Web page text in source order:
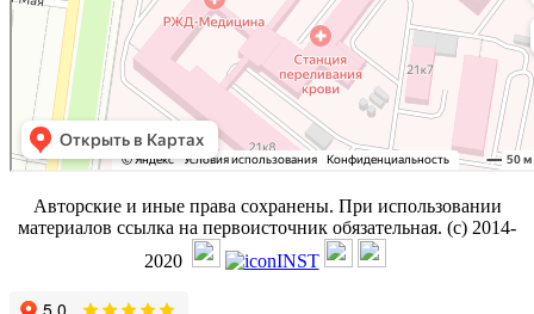
Авторские и иные права сохранены. При использовании
материалов ссылка на первоисточник обязательная. (с) 2014-
2020